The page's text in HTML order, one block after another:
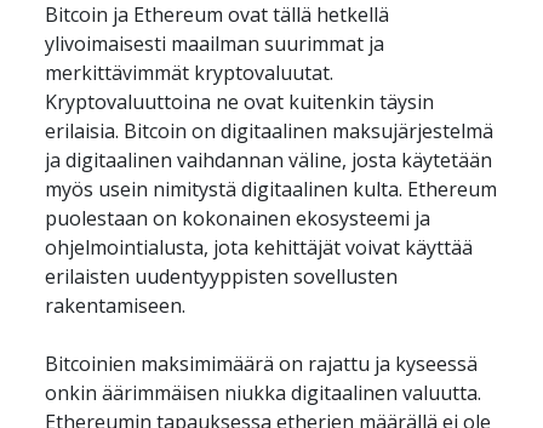
Bitcoin ja Ethereum ovat tällä hetkellä
ylivoimaisesti maailman suurimmat ja
merkittävimmät kryptovaluutat.
Kryptovaluuttoina ne ovat kuitenkin täysin
erilaisia. Bitcoin on digitaalinen maksujärjestelmä
ja digitaalinen vaihdannan väline, josta käytetään
myös usein nimitystä digitaalinen kulta. Ethereum
puolestaan on kokonainen ekosysteemi ja
ohjelmointialusta, jota kehittäjät voivat käyttää
erilaisten uudentyyppisten sovellusten
rakentamiseen.
Bitcoinien maksimimäärä on rajattu ja kyseessä
onkin äärimmäisen niukka digitaalinen valuutta.
Ethereumin tapauksessa etherien määrällä ei ole